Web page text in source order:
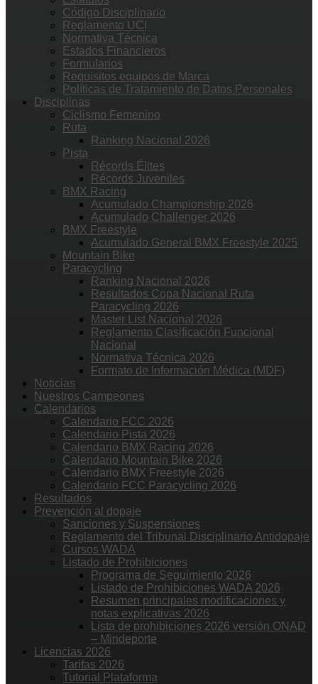
Código Disciplinario
Reglamento UCI
Normativa Técnica
Estados Financieros
Formularios
Requisitos equipos de Marca
Políticas de Tratamiento de Datos Personales
Disciplinas
Ciclismo Femenino
Ruta
Ranking Nacional 2026
Pista
Récords Élites
Récords Juveniles
BMX Racing
Acumulado Championship 2026
Acumulado Challenger 2026
BMX Freestyle
Acumulado General BMX Freestyle 2025
Mountain Bike
Paracycling
Ranking Nacional 2026
Resultados Copa Nacional Ruta
Paracycling 2026
Master List Nacional 2026
Reglamento Clasificación Funcional
Nacional
Normativa Técnica 2026
Formato de Información Médica (MDF)
Noticias
Nuestros Campeones
Calendarios
Calendario FCC 2026
Calendario Pista 2026
Calendario BMX Racing 2026
Calendario Mountain Bike 2026
Calendario BMX Freestyle 2026
Calendario FCC Paracycling 2026
Resultados
Prevención al dopaje
Sanciones y Suspensiones
Reglamento del Tribunal Disciplinario Antidopaje
Cursos WADA
Listado de Prohibiciones
Programa de Seguimiento 2026
Listado de Prohibiciones WADA 2026
Resumen principales modificaciones y
notas explicativas 2026
Lista de prohibiciones 2026 versión ONAD
– Mindeporte
Licencias 2026
Tarifas 2026
Tutorial Plataforma